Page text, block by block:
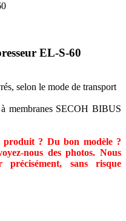
EL-S-60
selon le mode de transport
membranes SECOH BIBUS
? Du bon modèle ?
nous des photos. Nous
précisément, sans risque